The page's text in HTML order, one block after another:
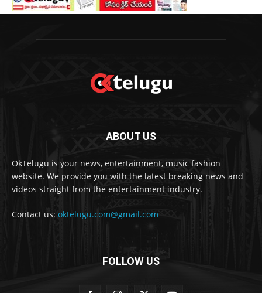
ABOUT US
OkTelugu is your news, entertainment, music fashion
website. We provide you with the latest breaking news and
videos straight from the entertainment industry.
Contact us: oktelugu.com@gmail.com
FOLLOW US